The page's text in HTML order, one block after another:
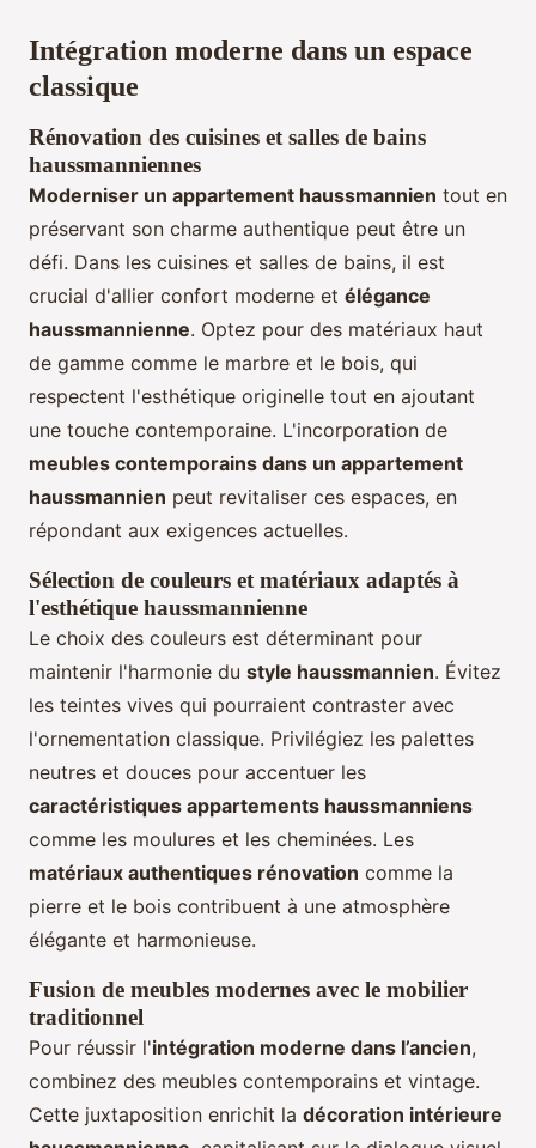
Intégration moderne dans un espace
classique
Rénovation des cuisines et salles de bains
haussmanniennes
Moderniser un appartement haussmannien tout en
préservant son charme authentique peut être un
défi. Dans les cuisines et salles de bains, il est
crucial d'allier confort moderne et élégance
haussmannienne. Optez pour des matériaux haut
de gamme comme le marbre et le bois, qui
respectent l'esthétique originelle tout en ajoutant
une touche contemporaine. L'incorporation de
meubles contemporains dans un appartement
haussmannien peut revitaliser ces espaces, en
répondant aux exigences actuelles.
Sélection de couleurs et matériaux adaptés à
l'esthétique haussmannienne
Le choix des couleurs est déterminant pour
maintenir l'harmonie du style haussmannien. Évitez
les teintes vives qui pourraient contraster avec
l'ornementation classique. Privilégiez les palettes
neutres et douces pour accentuer les
caractéristiques appartements haussmanniens
comme les moulures et les cheminées. Les
matériaux authentiques rénovation comme la
pierre et le bois contribuent à une atmosphère
élégante et harmonieuse.
Fusion de meubles modernes avec le mobilier
traditionnel
Pour réussir l'intégration moderne dans l’ancien,
combinez des meubles contemporains et vintage.
Cette juxtaposition enrichit la décoration intérieure